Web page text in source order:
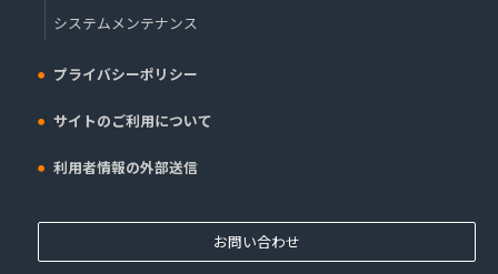
システムメンテナンス
プライバシーポリシー
サイトのご利用について
利用者情報の外部送信
お問い合わせ